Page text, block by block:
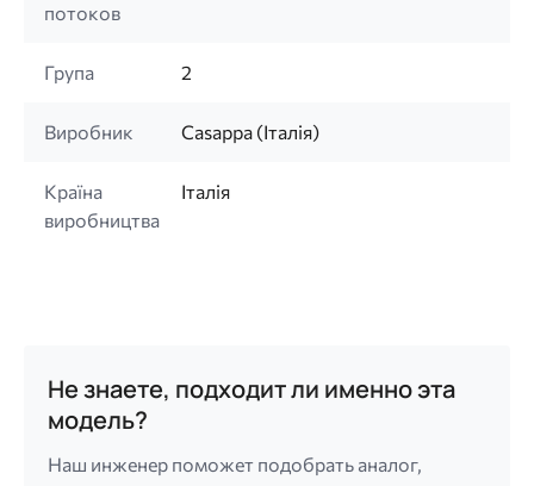
потоков
Група 2
Виробник Casappa (Італія)
Країна
виробництва
Італія
Не знаете, подходит ли именно эта
модель?
Наш инженер поможет подобрать аналог,